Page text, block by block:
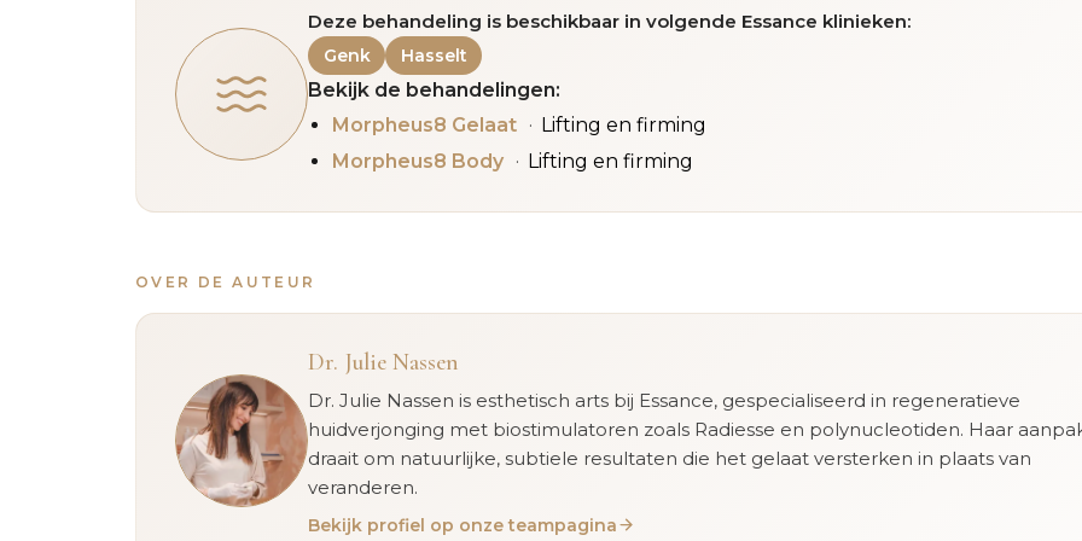
Deze behandeling is beschikbaar in volgende Essance klinieken:
Genk Hasselt
Bekijk de behandelingen:
Morpheus8 Gelaat
Lifting en firming
Morpheus8 Body
Lifting en firming
OVER DE AUTEUR
Dr. Julie Nassen
Dr. Julie Nassen is esthetisch arts bij Essance, gespecialiseerd in regeneratieve
huidverjonging met biostimulatoren zoals Radiesse en polynucleotiden. Haar
draait om natuurlijke, subtiele resultaten die het gelaat versterken in plaats van
veranderen.
Bekijk profiel op onze teampagina